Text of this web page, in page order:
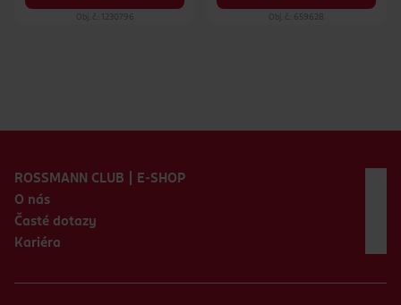
Obj. č.: 1230796 Obj. č.: 659628
ROSSMANN CLUB | E-SHOP
O nás
Časté dotazy
Kariéra